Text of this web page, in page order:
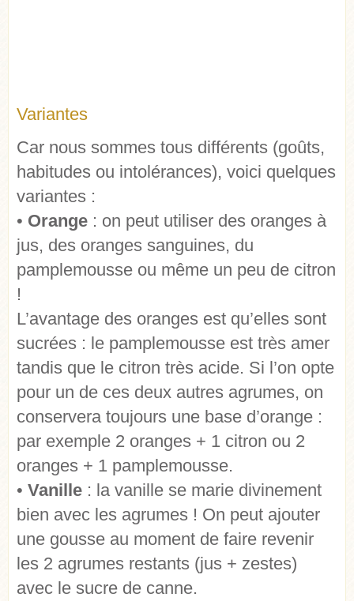
Variantes
Car nous sommes tous différents (goûts,
habitudes ou intolérances), voici quelques
variantes :
• Orange : on peut utiliser des oranges à
jus, des oranges sanguines, du
pamplemousse ou même un peu de citron
!
L’avantage des oranges est qu’elles sont
sucrées : le pamplemousse est très amer
tandis que le citron très acide. Si l’on opte
pour un de ces deux autres agrumes, on
conservera toujours une base d’orange :
par exemple 2 oranges + 1 citron ou 2
oranges + 1 pamplemousse.
• Vanille : la vanille se marie divinement
bien avec les agrumes ! On peut ajouter
une gousse au moment de faire revenir
les 2 agrumes restants (jus + zestes)
avec le sucre de canne.